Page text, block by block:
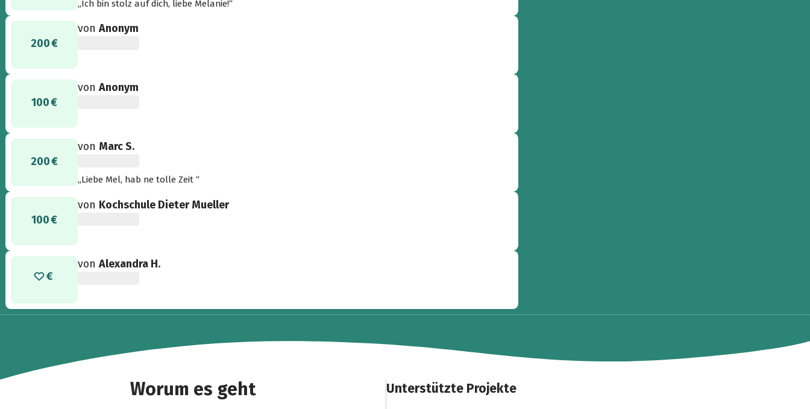
„Ich bin stolz auf dich, liebe Melanie!“
200 €
vonAnonym
100 €
vonAnonym
200 €
von Marc S.
„Liebe Mel, hab ne tolle Zeit “
100 €
von Kochschule Dieter Mueller
vonAlexandra H.
Worum es geht Unterstützte Projekte